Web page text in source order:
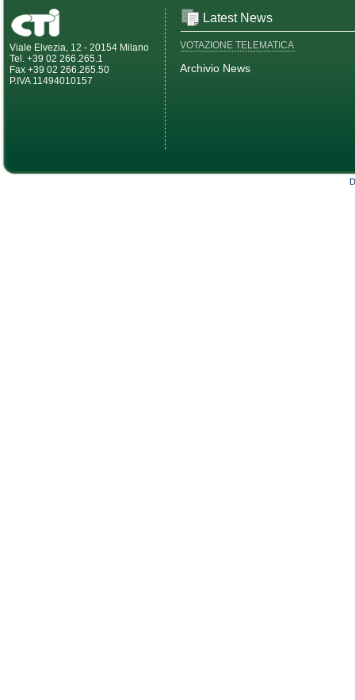
Viale Elvezia, 12 - 20154 Milano
Tel. +39 02 266.265.1
Fax +39 02 266.265.50
P.IVA 11494010157
Latest News
VOTAZIONE TELEMATICA
Archivio News